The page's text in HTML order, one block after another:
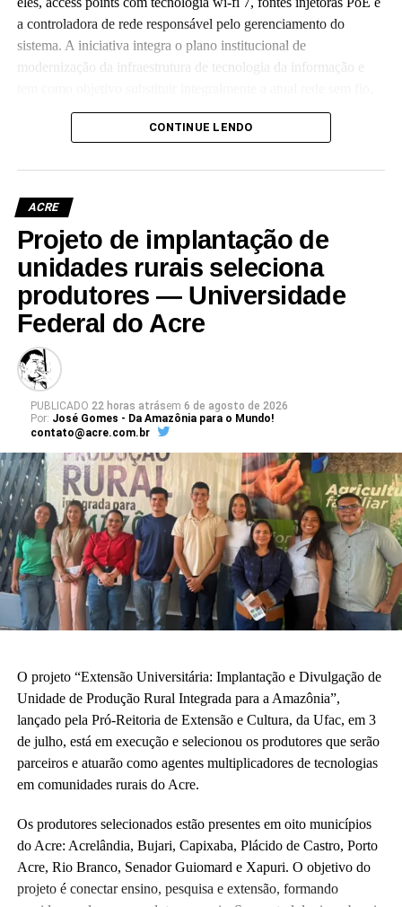
a controladora de rede responsável pelo gerenciamento do
sistema. A iniciativa integra o plano institucional de
modernização da infraestrutura de tecnologia da informação e
que já não atende às crescentes demandas acadêmicas e
administrativas da universidade.
Leia Mais: UFAC
CONTINUE LENDO
ACRE
Projeto de implantação de
unidades rurais seleciona
produtores — Universidade
Federal do Acre
PUBLICADO 22 horas atrásem 6 de agosto de 2026
Por: José Gomes - Da Amazônia para o Mundo!
contato@acre.com.br
O projeto “Extensão Universitária: Implantação e Divulgação de
Unidade de Produção Rural Integrada para a Amazônia”,
lançado pela Pró-Reitoria de Extensão e Cultura, da Ufac, em 3
de julho, está em execução e selecionou os produtores que serão
parceiros e atuarão como agentes multiplicadores de tecnologias
em comunidades rurais do Acre.
Os produtores selecionados estão presentes em oito municípios
do Acre: Acrelândia, Bujari, Capixaba, Plácido de Castro, Porto
Acre, Rio Branco, Senador Guiomard e Xapuri. O objetivo do
projeto é conectar ensino, pesquisa e extensão, formando